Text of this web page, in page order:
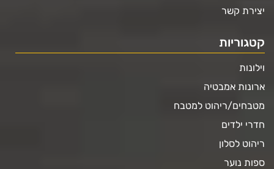
יצירת קשר
קטגוריות
וילונות
ארונות אמבטיה
מטבחים/ריהוט למטבח
חדרי ילדים
ריהוט לסלון
ספות נוער